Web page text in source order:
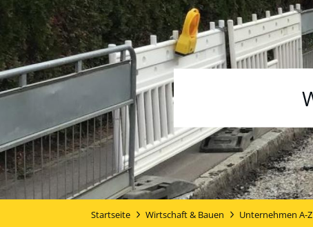
Startseite Wirtschaft & Bauen Unternehmen A-Z